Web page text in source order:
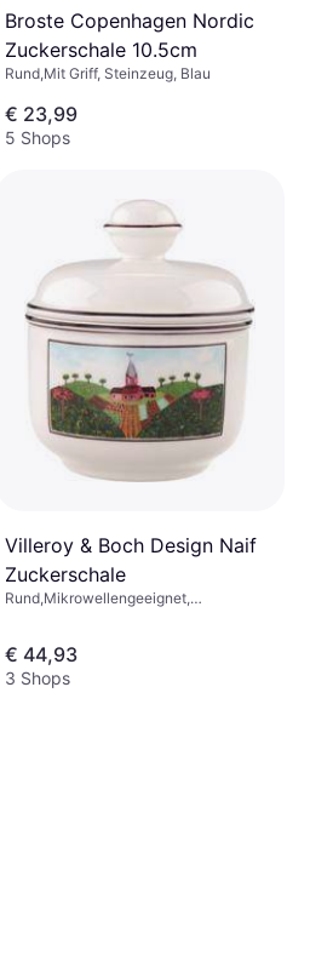
Broste Copenhagen Nordic
Zuckerschale 10.5cm
Rund,Mit Griff, Steinzeug, Blau
€ 23,99
5 Shops
Villeroy & Boch Design Naif
Zuckerschale
Rund,Mikrowellengeeignet,
Schwarz
€ 44,93
3 Shops